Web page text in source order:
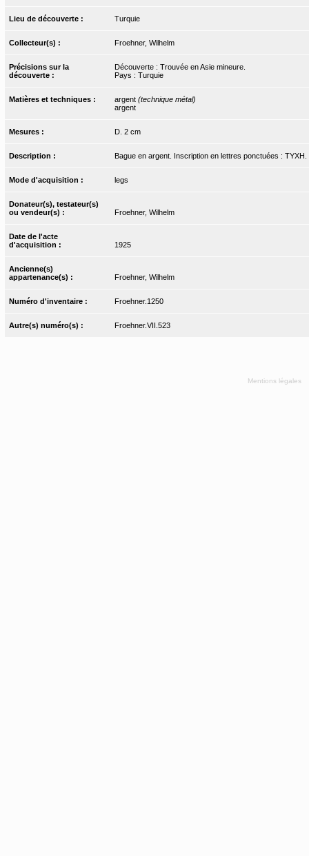
Lieu de découverte : Turquie
Collecteur(s) : Froehner, Wilhelm
Précisions sur la
découverte :
Découverte : Trouvée en Asie mineure.
Pays : Turquie
Matières et techniques : argent (technique métal)
argent
Mesures : D. 2 cm
Description : Bague en argent. Inscription en lettres ponctuées : TYXH.
Mode d'acquisition : legs
Donateur(s), testateur(s)
ou vendeur(s) :
Froehner, Wilhelm
Date de l'acte
d'acquisition :
1925
Ancienne(s)
appartenance(s) :
Froehner, Wilhelm
Numéro d'inventaire : Froehner.1250
Autre(s) numéro(s) : Froehner.VII.523
Mentions légales